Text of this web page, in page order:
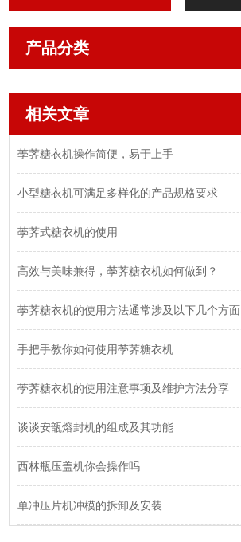
产品分类
相关文章
荸荠糖衣机操作简便，易于上手
小型糖衣机可满足多样化的产品规格要求
荸荠式糖衣机的使用
高效与美味兼得，荸荠糖衣机如何做到？
荸荠糖衣机的使用方法通常涉及以下几个方面
手把手教你如何使用荸荠糖衣机
荸荠糖衣机的使用注意事项及维护方法分享
谈谈安瓿熔封机的组成及其功能
西林瓶压盖机你会操作吗
单冲压片机冲模的拆卸及安装